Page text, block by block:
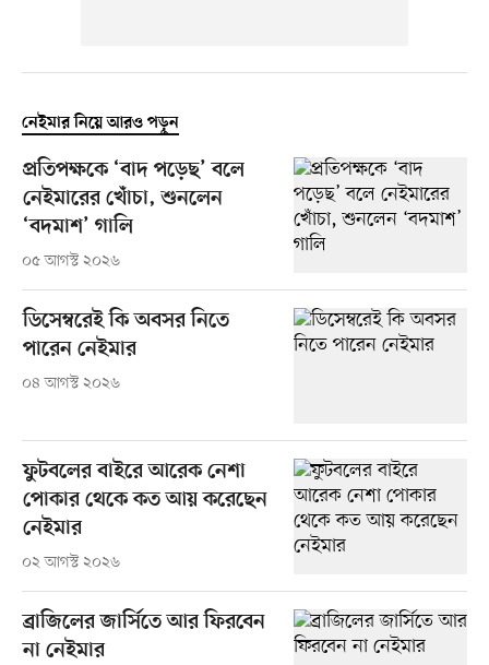
নেইমার নিয়ে আরও পড়ুন
প্রতিপক্ষকে ‘বাদ পড়েছ’ বলে
নেইমারের খোঁচা, শুনলেন
‘বদমাশ’ গালি
০৫ আগস্ট ২০২৬
ডিসেম্বরেই কি অবসর নিতে
পারেন নেইমার
০৪ আগস্ট ২০২৬
ফুটবলের বাইরে আরেক নেশা
পোকার থেকে কত আয় করেছেন
নেইমার
০২ আগস্ট ২০২৬
ব্রাজিলের জার্সিতে আর ফিরবেন
না নেইমার